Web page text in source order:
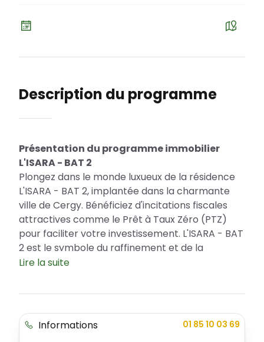
Description du programme
Présentation du programme immobilier
L'ISARA - BAT 2
Plongez dans le monde luxueux de la résidence
L'ISARA - BAT 2, implantée dans la charmante
ville de Cergy. Bénéficiez d'incitations fiscales
attractives comme le Prêt à Taux Zéro (PTZ)
pour faciliter votre investissement. L'ISARA - BAT
2 est le symbole du raffinement et de la
modernité, proposant une variété
et vos préférences.
Les atouts de l'emplacement
La ville de Cergy, localisation de notre résidence,
Lire la suite
Informations 01 85 10 03 69